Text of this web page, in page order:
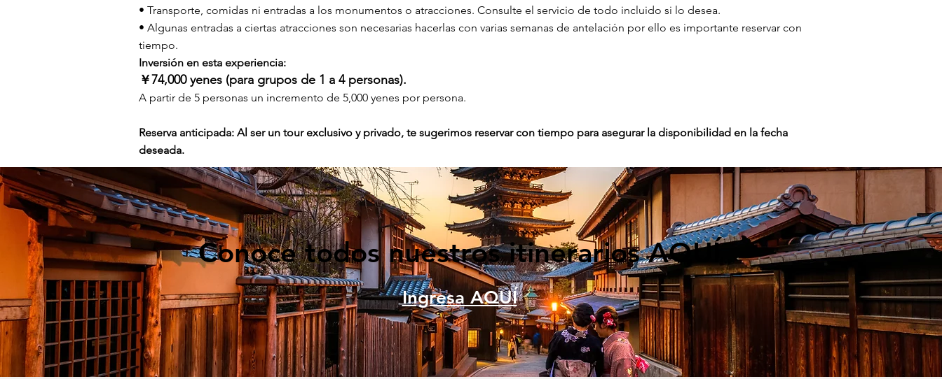
• Transporte, comidas ni entradas a los monumentos o atracciones. Consulte el servicio de todo incluido si lo desea.
• Algunas entradas a ciertas atracciones son necesarias hacerlas con varias semanas de antelación por ello es importante reservar con
tiempo.
Inversión en esta experiencia:
￥74,000 yenes (para grupos de 1 a 4 personas).
A partir de 5 personas un incremento de 5,000 yenes por persona.
Reserva anticipada: Al ser un tour exclusivo y privado, te sugerimos reservar con tiempo para asegurar la disponibilidad en la fecha
deseada.
Conoce todos nuestros itinerarios AQUÍ
Ingresa AQUÍ